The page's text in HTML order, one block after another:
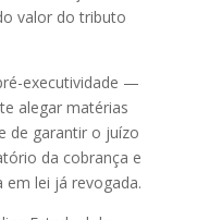
valor do tributo
executividade —
alegar matérias
de garantir o juízo
da cobrança e
em lei já revogada.